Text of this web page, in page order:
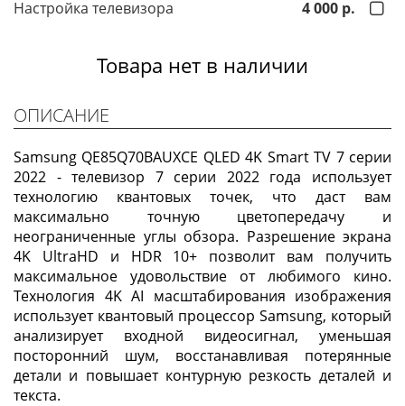
Настройка телевизора
4 000 р.
Товара нет в наличии
ОПИСАНИЕ
Samsung QE85Q70BAUXCE QLED 4K Smart TV 7 серии
2022 - телевизор 7 серии 2022 года использует
технологию квантовых точек, что даст вам
максимально точную цветопередачу и
неограниченные углы обзора. Разрешение экрана
4K UltraHD и HDR 10+ позволит вам получить
максимальное удовольствие от любимого кино.
Технология 4K AI масштабирования изображения
использует квантовый процессор Samsung, который
анализирует входной видеосигнал, уменьшая
посторонний шум, восстанавливая потерянные
детали и повышает контурную резкость деталей и
текста.